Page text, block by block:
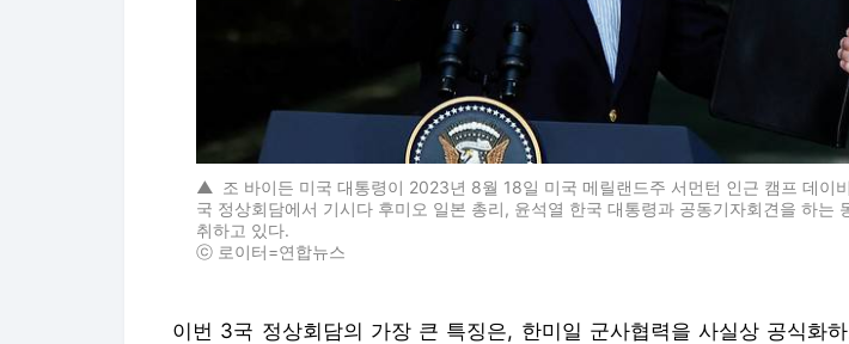
▲ 조 바이든 미국 대통령이 2023년 8월 18일 미국 메릴랜드주 서먼턴 인근 캠프 데이
국 정상회담에서 기시다 후미오 일본 총리, 윤석열 한국 대통령과 공동기자회견을 하는
취하고 있다.
ⓒ 로이터=연합뉴스
이번 3국 정상회담의 가장 큰 특징은, 한미일 군사협력을 사실상 공식화